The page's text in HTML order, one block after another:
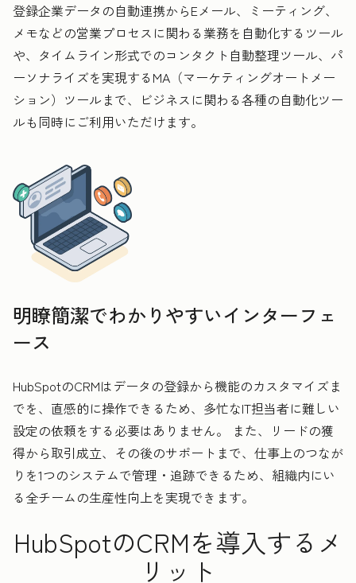
登録企業データの自動連携からEメール、ミーティング、
メモなどの営業プロセスに関わる業務を自動化するツール
や、タイムライン形式でのコンタクト自動整理ツール、パ
ーソナライズを実現するMA（マーケティングオートメー
ション）ツールまで、ビジネスに関わる各種の自動化ツー
ルも同時にご利用いただけます。
明瞭簡潔でわかりやすいインターフェ
ース
HubSpotのCRMはデータの登録から機能のカスタマイズま
でを、直感的に操作できるため、多忙なIT担当者に難しい
設定の依頼をする必要はありません。 また、リードの獲
得から取引成立、その後のサポートまで、仕事上のつなが
りを1つのシステムで管理・追跡できるため、組織内にい
る全チームの生産性向上を実現できます。
HubSpotのCRMを導入するメ
リット